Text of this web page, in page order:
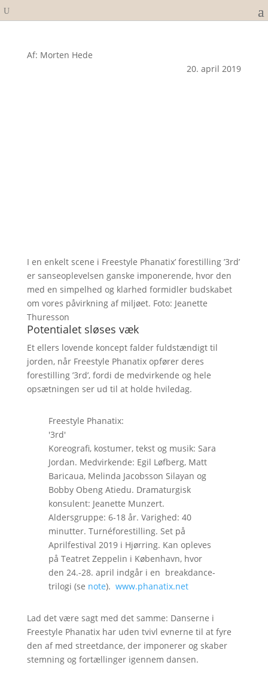
Af: Morten Hede
20. april 2019
I en enkelt scene i Freestyle Phanatix’ forestilling ’3rd’
er sanseoplevelsen ganske imponerende, hvor den
med en simpelhed og klarhed formidler budskabet
om vores påvirkning af miljøet. Foto: Jeanette
Thuresson
Potentialet sløses væk
Et ellers lovende koncept falder fuldstændigt til
jorden, når Freestyle Phanatix opfører deres
forestilling ’3rd’, fordi de medvirkende og hele
opsætningen ser ud til at holde hviledag.
Freestyle Phanatix:
'3rd'
Koreografi, kostumer, tekst og musik: Sara
Jordan. Medvirkende: Egil Løfberg, Matt
Baricaua, Melinda Jacobsson Silayan og
Bobby Obeng Atiedu. Dramaturgisk
konsulent: Jeanette Munzert.
Aldersgruppe: 6-18 år. Varighed: 40
minutter. Turnéforestilling. Set på
Aprilfestival 2019 i Hjørring. Kan opleves
på Teatret Zeppelin i København, hvor
den 24.-28. april indgår i en breakdance-
trilogi (se note). www.phanatix.net
Lad det være sagt med det samme: Danserne i
Freestyle Phanatix har uden tvivl evnerne til at fyre
den af med streetdance, der imponerer og skaber
stemning og fortællinger igennem dansen.